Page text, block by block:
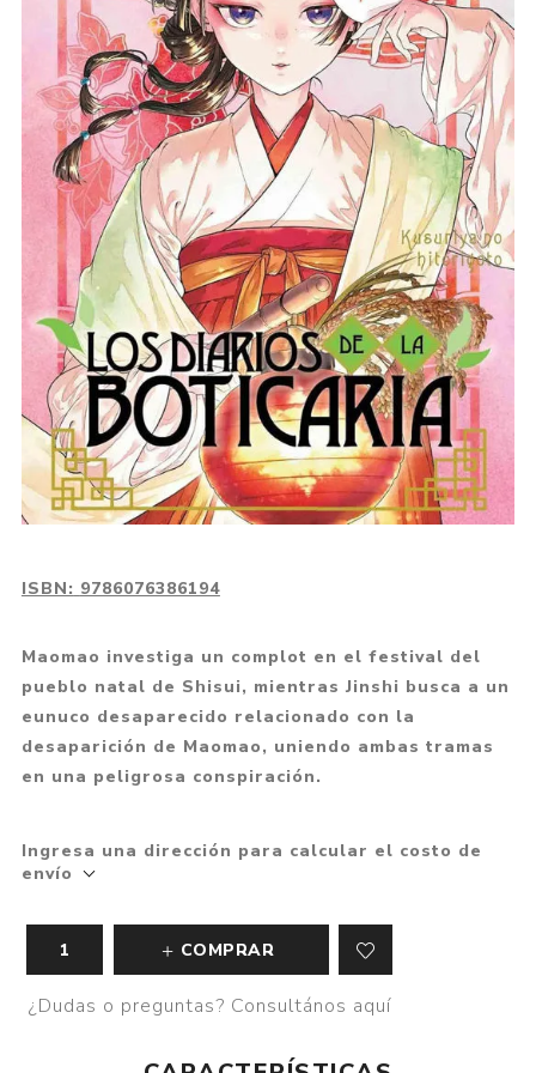
ISBN: 9786076386194
Maomao investiga un complot en el festival del
pueblo natal de Shisui, mientras Jinshi busca a un
eunuco desaparecido relacionado con la
desaparición de Maomao, uniendo ambas tramas
en una peligrosa conspiración.
Ingresa una dirección para calcular el costo de
envío
COMPRAR
¿Dudas o preguntas? Consultános aquí